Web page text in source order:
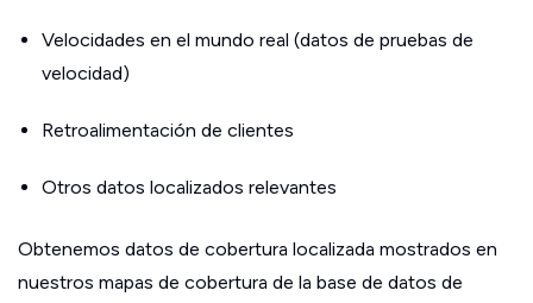
Velocidades en el mundo real (datos de pruebas de
velocidad)
Retroalimentación de clientes
Otros datos localizados relevantes
Obtenemos datos de cobertura localizada mostrados en
nuestros mapas de cobertura de la base de datos de